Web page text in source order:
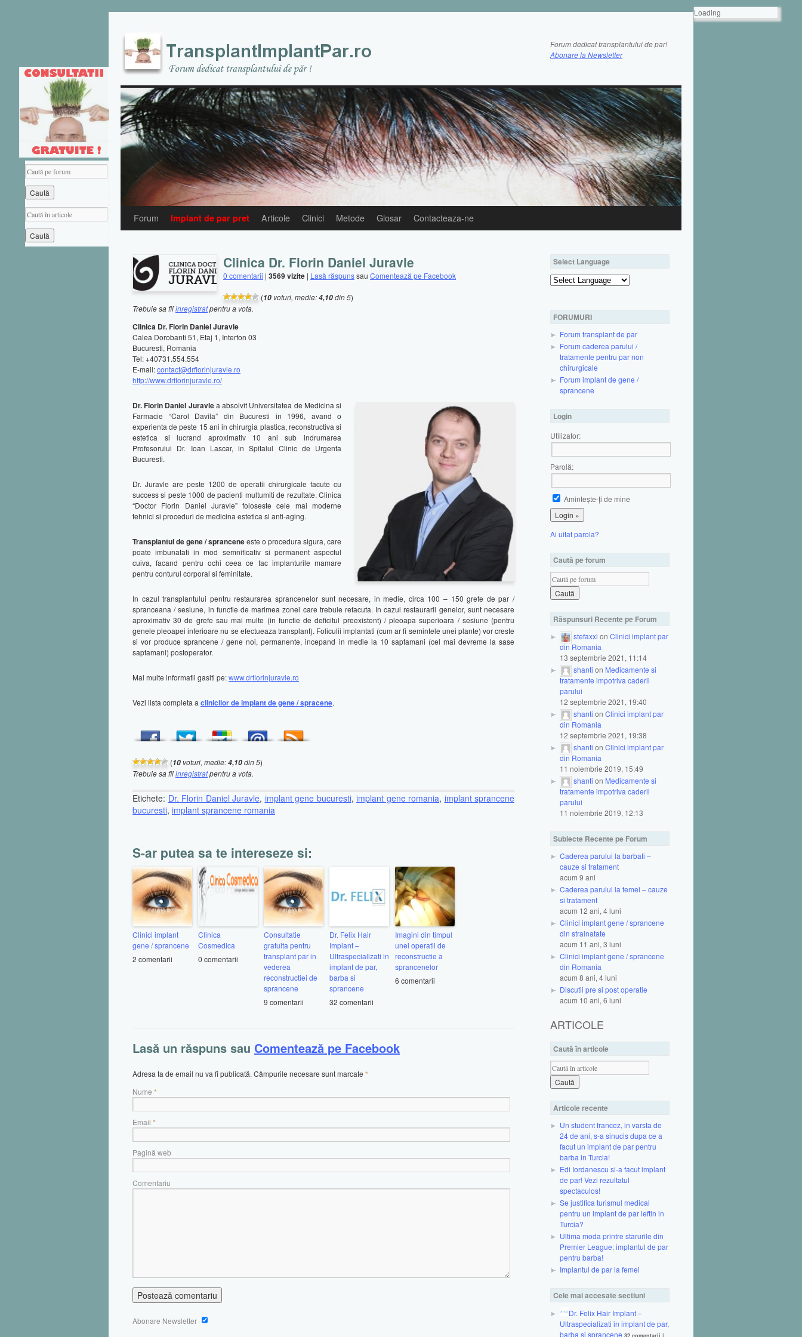
Forum dedicat transplantului de par!
Abonare la Newsletter
Loading
Forum Implant de par pret Articole Clinici Metode Glosar Contacteaza-ne
Clinica Dr. Florin Daniel Juravle
0 comentarii | 3569 vizite | Lasă răspunssau Comentează pe Facebook
(10 voturi, medie:4,10din 5)
Trebuie sa fiiinregistratpentru a vota.
Clinica Dr. Florin Daniel Juravle
Calea Dorobanti 51, Etaj 1, Interfon 03
Bucuresti, Romania
Tel: +40731.554.554
E-mail:contact@drflorinjuravle.ro
http://www.drflorinjuravle.ro/
Dr. Florin Daniel Juravlea absolvit Universitatea de Medicina si
Farmacie “Carol Davila” din Bucuresti in 1996, avand o
experienta de peste 15 ani in chirurgia plastica, reconstructiva si
estetica si lucrand aproximativ 10 ani sub indrumarea
Profesorului Dr. Ioan Lascar, in Spitalul Clinic de Urgenta
Bucuresti.
Dr. Juravle are peste 1200 de operatii chirurgicale facute cu
success si peste 1000 de pacienti multumiti de rezultate. Clinica
“Doctor Florin Daniel Juravle” foloseste cele mai moderne
tehnici si proceduri de medicina estetica si anti-aging.
Transplantul de gene / spranceneeste o procedura sigura, care
poate imbunatati in mod semnificativ si permanent aspectul
cuiva, facand pentru ochi ceea ce fac implanturile mamare
pentru conturul corporal si feminitate.
In cazul transplantului pentru restaurarea sprancenelor sunt necesare, in medie, circa 100 – 150 grefe de par /
spranceana / sesiune, in functie de marimea zonei care trebuie refacuta. In cazul restaurarii genelor, sunt necesare
aproximativ 30 de grefe sau mai multe (in functie de deficitul preexistent) / pleoapa superioara / sesiune (pentru
genele pleoapei inferioare nu se efectueaza transplant). Foliculii implantati (cum ar fi semintele unei plante) vor creste
si vor produce sprancene / gene noi, permanente, incepand in medie la 10 saptamani (cel mai devreme la sase
saptamani) postoperator.
Mai multe informatii gasiti pe:www.drflorinjuravle.ro
Vezi lista completa a clinicilor de implant de gene / spracene.
(10 voturi, medie:4,10din 5)
Trebuie sa fiiinregistratpentru a vota.
Etichete: Dr. Florin Daniel Juravle, implant gene bucuresti, implant gene romania, implant sprancene
bucuresti, implant sprancene romania
S-ar putea sa te intereseze si:
Clinici implant
gene / sprancene
2 comentarii
Clinica
Cosmedica
0 comentarii
Consultatie
gratuita pentru
transplant par in
vederea
reconstructiei de
sprancene
9 comentarii
Dr. Felix Hair
Implant –
Ultraspecializati in
implant de par,
barba si
sprancene
32 comentarii
Imagini din timpul
unei operatii de
reconstructie a
sprancenelor
6 comentarii
Lasă un răspuns sau Comentează pe Facebook
Adresa ta de email nu va fi publicată. Câmpurile necesare sunt marcate *
Nume *
Email *
Pagină web
Comentariu
Abonare Newsletter
Select Language
FORUMURI
Forum transplant de par
Forum caderea parului /
tratamente pentru par non
chirurgicale
Forum implant de gene /
sprancene
Login
Utilizator:
Parolă:
Aminteşte-ţi de mine
Ai uitat parola?
Caută pe forum
Răspunsuri Recente pe Forum
stefaxxl on Clinici implant par
din Romania
13 septembrie 2021, 11:14
shanti on Medicamente si
tratamente impotriva caderii
parului
12 septembrie 2021, 19:40
shanti on Clinici implant par
din Romania
12 septembrie 2021, 19:38
shanti on Clinici implant par
din Romania
11 noiembrie 2019, 15:49
shanti on Medicamente si
tratamente impotriva caderii
parului
11 noiembrie 2019, 12:13
Subiecte Recente pe Forum
Caderea parului la barbati –
cauze si tratament
acum 9 ani
Caderea parului la femei – cauze
si tratament
acum 12 ani, 4 luni
Clinici implant gene / sprancene
din strainatate
acum 11 ani, 3 luni
Clinici implant gene / sprancene
din Romania
acum 8 ani, 4 luni
Discutii pre si post operatie
acum 10 ani, 6 luni
ARTICOLE
Caută în articole
Articole recente
Un student francez, in varsta de
24 de ani, s-a sinucis dupa ce a
facut un implant de par pentru
barba in Turcia!
Edi Iordanescu si-a facut implant
de par! Vezi rezultatul
spectaculos!
Se justifica turismul medical
pentru un implant de par ieftin in
Turcia?
Ultima moda printre starurile din
Premier League: implantul de par
pentru barba!
Implantul de par la femei
Cele mai accesate sectiuni
Dr. Felix Hair Implant –
Ultraspecializati in implant de par,
barba si sprancene